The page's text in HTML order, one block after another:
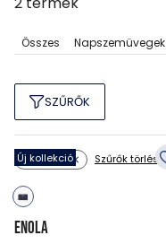
Összes Napszemüvegek
SZŰRŐK
Szín: kék Szűrők törlése
Új kollekció
ENOLA